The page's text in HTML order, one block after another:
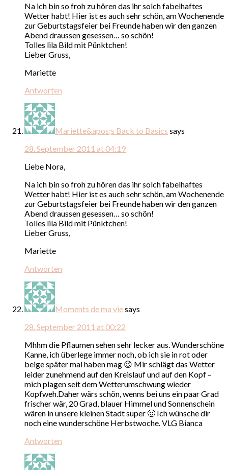
Na ich bin so froh zu hören das ihr solch fabelhaftes
Wetter habt! Hier ist es auch sehr schön, am Wochenende
zur Geburtstagsfeier bei Freunde haben wir den ganzen
Abend draussen gesessen… so schön!
Tolles lila Bild mit Pünktchen!
Lieber Gruss,
Mariette
Antworten
Mariette&apos;s Back to Basics says
28. September 2011 at 04:19
Liebe Nora,
Na ich bin so froh zu hören das ihr solch fabelhaftes
Wetter habt! Hier ist es auch sehr schön, am Wochenende
zur Geburtstagsfeier bei Freunde haben wir den ganzen
Abend draussen gesessen… so schön!
Tolles lila Bild mit Pünktchen!
Lieber Gruss,
Mariette
Antworten
Moments de ma viesays
28. September 2011 at 00:22
Mhhm die Pflaumen sehen sehr lecker aus. Wunderschöne
Kanne, ich überlege immer noch, ob ich sie in rot oder
beige später mal haben mag 😉 Mir schlägt das Wetter
leider zunehmend auf den Kreislauf und auf den Kopf –
mich plagen seit dem Wetterumschwung wieder
Kopfweh.Daher wärs schön, wenns bei uns ein paar Grad
frischer wär, 20 Grad, blauer Himmel und Sonnenschein
wären in unsere kleinen Stadt super 🙂 Ich wünsche dir
noch eine wunderschöne Herbstwoche. VLG Bianca
Antworten